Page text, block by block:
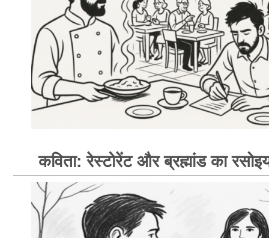
कविता: रेस्टोरेंट और ब्रह्मांड का